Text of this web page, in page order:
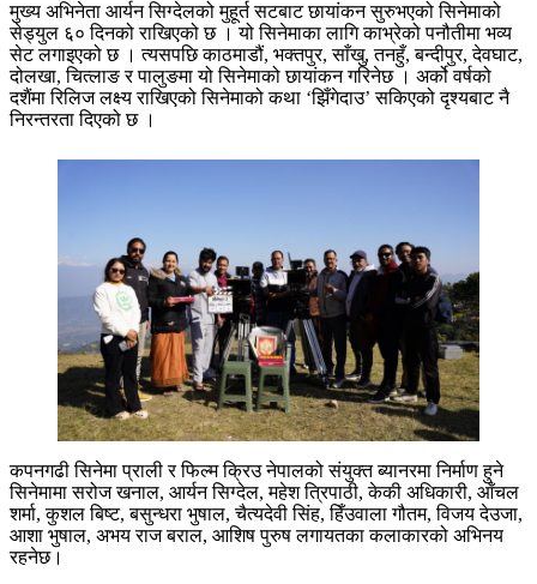
मुख्य अभिनेता आर्यन सिग्देलको मुहूर्त सटबाट छायांकन सुरुभएको सिनेमाको
सेड्युल ६० दिनको राखिएको छ । यो सिनेमाका लागि काभ्रेको पनौतीमा भव्य
सेट लगाइएको छ । त्यसपछि काठमाडौं, भक्तपुर, साँखु, तनहुँ, बन्दीपुर, देवघाट,
दोलखा, चित्लाङ र पालुङमा यो सिनेमाको छायांकन गरिनेछ । अर्को वर्षको
दशैंमा रिलिज लक्ष्य राखिएको सिनेमाको कथा ‘झिँगेदाउ’ सकिएको दृश्यबाट नै
निरन्तरता दिएको छ ।
कपनगढी सिनेमा प्राली र फिल्म क्रिउ नेपालको संयुक्त ब्यानरमा निर्माण हुने
सिनेमामा सरोज खनाल, आर्यन सिग्देल, महेश त्रिपाठी, केकी अधिकारी, आँचल
शर्मा, कुशल बिष्ट, बसुन्धरा भुषाल, चैत्यदेवी सिंह, हिँउवाला गौतम, विजय देउजा,
आशा भुषाल, अभय राज बराल, आशिष पुरुष लगायतका कलाकारको अभिनय
रहनेछ।